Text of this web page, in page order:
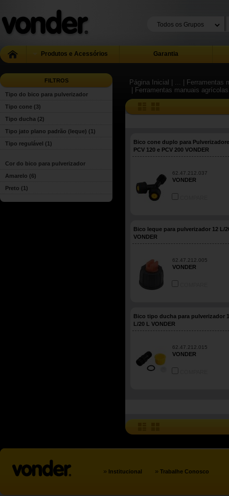
Produtos e Acessórios Garantia
FILTROS
Tipo do bico para pulverizador
Tipo cone (3)
Tipo ducha (2)
Tipo jato plano padrão (leque) (1)
Tipo regulável (1)
Cor do bico para pulverizador
Amarelo (6)
Preto (1)
Página Inicial | ...
|
| Ferramentas manuais
Bico cone duplo para
PCV 120 e PCV 200 VONDER
62.47.212.037
VONDER
Bico leque para pulverizador 12 L/
VONDER
62.47.212.005
VONDER
Bico tipo ducha para pulverizador
L/20 L VONDER
62.47.212.015
VONDER
» Institucional » Trabalhe Conosco